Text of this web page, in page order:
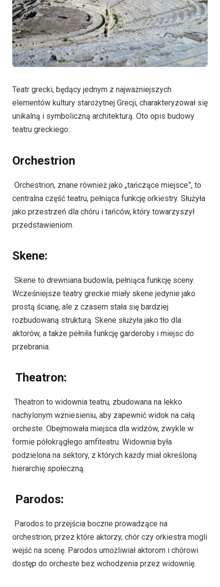
Teatr grecki, będący jednym z najważniejszych
elementów kultury starożytnej Grecji, charakteryzował się
unikalną i symboliczną architekturą. Oto opis budowy
teatru greckiego:
Orchestrion
Orchestrion, znane również jako „tańczące miejsce”, to
centralna część teatru, pełniąca funkcję orkiestry. Służyła
jako przestrzeń dla chóru i tańców, który towarzyszył
przedstawieniom.
Skene:
Skene to drewniana budowla, pełniąca funkcję sceny.
Wcześniejsze teatry greckie miały skene jedynie jako
prostą ścianę, ale z czasem stała się bardziej
rozbudowaną strukturą. Skene służyła jako tło dla
aktorów, a także pełniła funkcję garderoby i miejsc do
przebrania.
Theatron:
Theatron to widownia teatru, zbudowana na lekko
nachylonym wzniesieniu, aby zapewnić widok na całą
orcheste. Obejmowała miejsca dla widzów, zwykle w
formie półokrągłego amfiteatru. Widownia była
podzielona na sektory, z których każdy miał określoną
hierarchię społeczną.
Parodos:
Parodos to przejścia boczne prowadzące na
orchestrion, przez które aktorzy, chór czy orkiestra mogli
wejść na scenę. Parodos umożliwiał aktorom i chórowi
dostęp do orcheste bez wchodzenia przez widownię.